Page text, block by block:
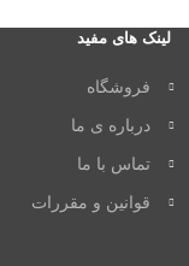
لینک های مفید
فروشگاه
درباره ی ما
تماس با ما
قوانین و مقررات